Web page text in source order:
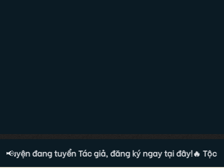
📢 đang tuyển Tác giả, đăng ký ngay tại đây!🔥 Tộc